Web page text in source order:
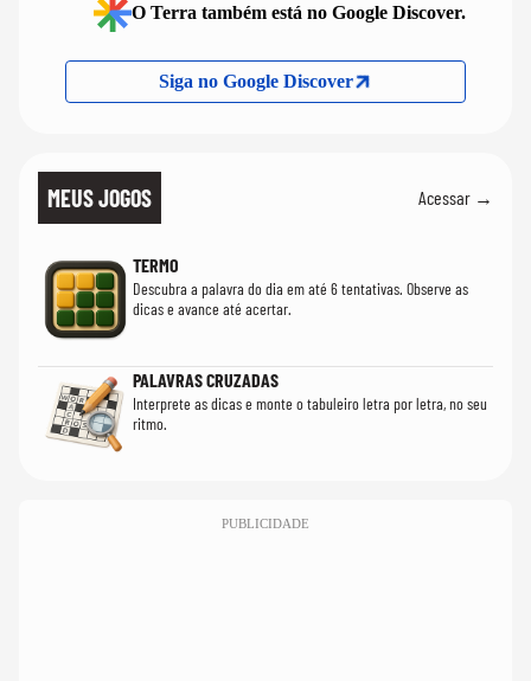
O Terra também está no Google Discover.
Siga no Google Discover
MEUS JOGOS Acessar →
TERMO
Descubra a palavra do dia em até 6 tentativas. Observe as
dicas e avance até acertar.
PALAVRAS CRUZADAS
Interprete as dicas e monte o tabuleiro letra por letra, no seu
ritmo.
PUBLICIDADE